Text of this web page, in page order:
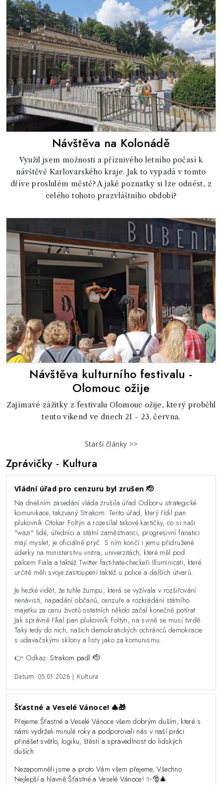
Návštěva na Kolonádě
Využil jsem možnosti a příznivého letního počasí k
návštěvě Karlovarského kraje. Jak to vypadá v tomto
dříve proslulém městě? A jaké poznatky si lze odnést, z
celého tohoto prazvláštního období?
Návštěva kulturního festivalu -
Olomouc ožije
Zajímavé zážitky z festivalu Olomouc ožije, který proběhl
tento víkend ve dnech 21 - 23. června.
Starší články >>
Zprávičky- Kultura
Vládní úřad pro cenzuru byl zrušen 🫡
Na dnešním zasedání vláda zrušila úřad Odboru strategické
komunikace, takzvaný Strakom. Tento úřad, který řídil pan
plukovník Otokar Foltýn a rozesílal takové kartičky, co si naši
"wazi" lidé, úředníci a státní zaměstnanci, progresivní fanatici
mají myslet, je oficiálně pryč. S ním končí i jemu přidružené
úderky na ministerstvu vnitra, univerzitách, které měl pod
palcem Fiala a taktéž Twitter fact-hate-checkeři Illuminicati, které
určitě měli svoje zastoupení taktéž u police a dalších útvarů.
Je hezké vidět, že tuhle žumpu, která se vyžívala v rozšiřování
nenávisti, napadání občanů, cenzuře a rozkrádání státního
majetku za cenu životů ostatních někdo začal konečně potírat.
Jak správně říkal pan plukovník Foltýn, na svině se musí tvrdě.
Taky tedy do nich, našich demokratických ochránců demokracie
s udavačskými sklony a listy jako za komunismu.
👉 Odkaz:Strakom padl 🫡
Datum: 05.01.2026 | Kultura
Šťastné a Veselé Vánoce! 🎄🎁
Přejeme Šťastné a Veselé Vánoce všem dobrým duším, které s
námi vydrželi minulé roky a podporovali nás v naší práci
přinášet světlo, logiku, štěstí a spravedlnost do lidských
duších.
Nezapomněli jsme a proto Vám všem přejeme, Všechno
Nejlepší a hlavně Šťastné a Veselé Vánoce! ✨️🎅🎄